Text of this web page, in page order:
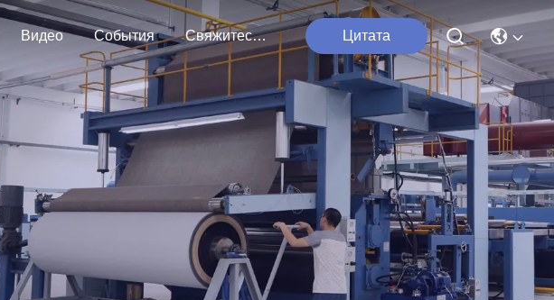
Видео События Свяжитесь С Нами Цитата